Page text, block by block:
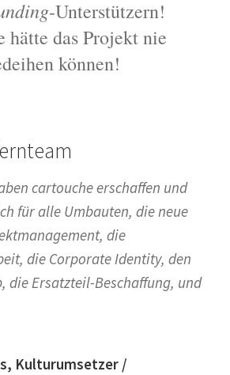
-Unterstützern!
hätte das Projekt nie
können!
cartouche erschaffen und
für alle Umbauten, die neue
die
die Corporate Identity, den
die Ersatzteil-Beschaffung, und
Kulturumsetzer /